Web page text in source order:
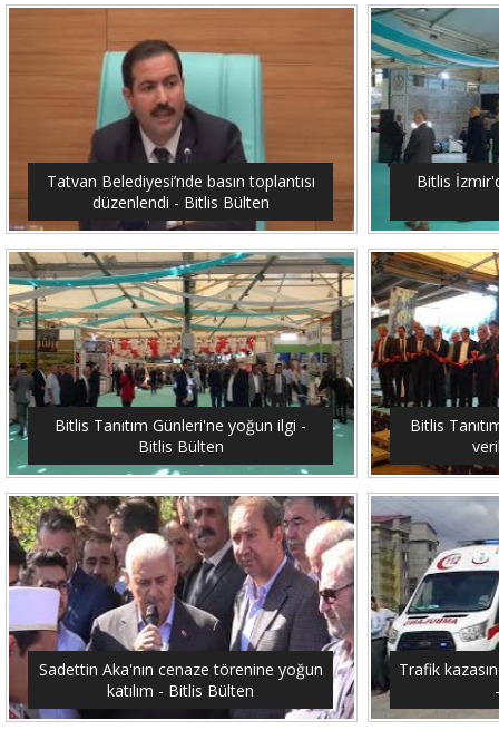
Tatvan Belediyesi’nde basın toplantısı
düzenlendi - Bitlis Bülten
Bitlis
Bitlis Tanıtım Günleri'ne yoğun ilgi -
Bitlis Bülten
Bitlis
Sadettin Aka'nın cenaze törenine yoğun
katılım - Bitlis Bülten
Trafik